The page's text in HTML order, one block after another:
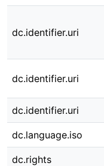
dc.identifier.uri
dc.identifier.uri
dc.identifier.uri
dc.language.iso
dc.rights